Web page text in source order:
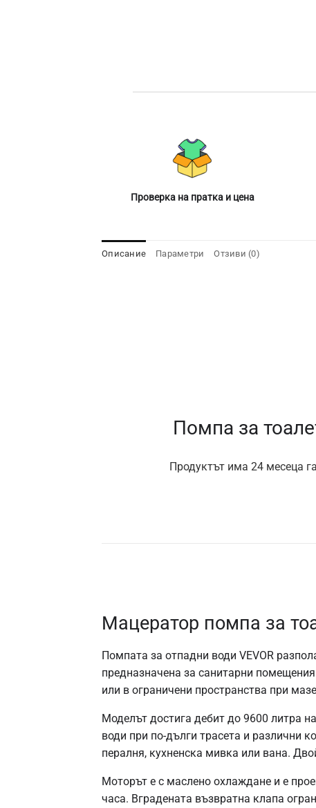
Проверка на пратка и цена
Описание Параметри Отзиви (0)
Помпа за
Продуктът има 24 месеца
Мацератор помпа за
Помпата за отпадни води VEVOR
предназначена за санитарни
или в ограничени пространства при
Моделът достига дебит до 9600 литра
води при по-дълги трасета и различни
пералня, кухненска мивка или вана.
Моторът е с маслено охлаждане и е
часа. Вградената възвратна клапа